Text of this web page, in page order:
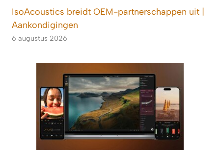
IsoAcoustics breidt OEM-partnerschappen uit |
Aankondigingen
6 augustus 2026